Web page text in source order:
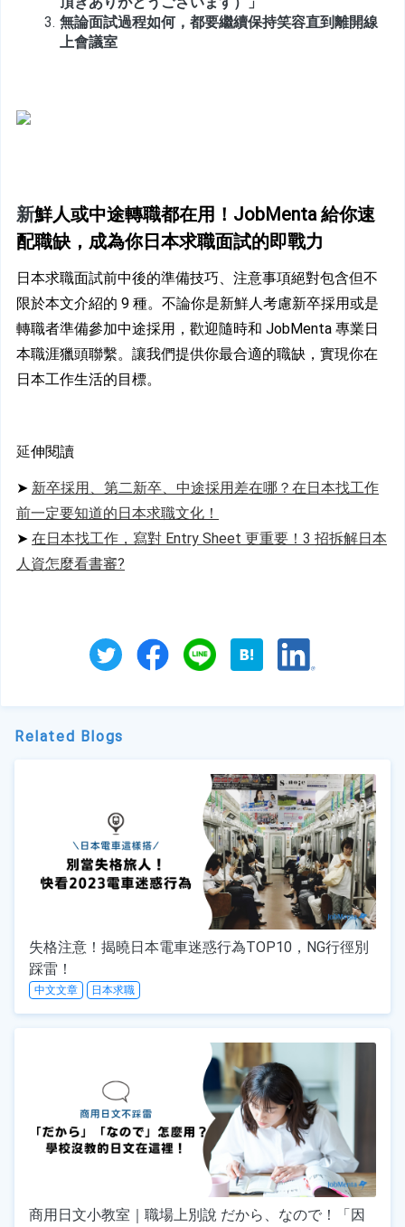
無論面試過程如何，都要繼續保持笑容直到離開線
上會議室
新鮮人或中途轉職都在用！JobMenta 給你速
配職缺，成為你日本求職面試的即戰力
日本求職面試前中後的準備技巧、注意事項絕對包含但不
限於本文介紹的 9 種。不論你是新鮮人考慮新卒採用或是
轉職者準備參加中途採用，歡迎隨時和 JobMenta 專業日
本職涯獵頭聯繫。讓我們提供你最合適的職缺，實現你在
日本工作生活的目標。
延伸閱讀
➤ 新卒採用、第二新卒、中途採用差在哪？在日本找工作
前一定要知道的日本求職文化！
➤ 在日本找工作，寫對 Entry Sheet 更重要！3 招拆解日本
人資怎麼看書審?
Related Blogs
失格注意！揭曉日本電車迷惑行為TOP10，NG行徑別
踩雷！
中文文章 日本求職
商用日文小教室｜職場上別說 だから、なので！「因